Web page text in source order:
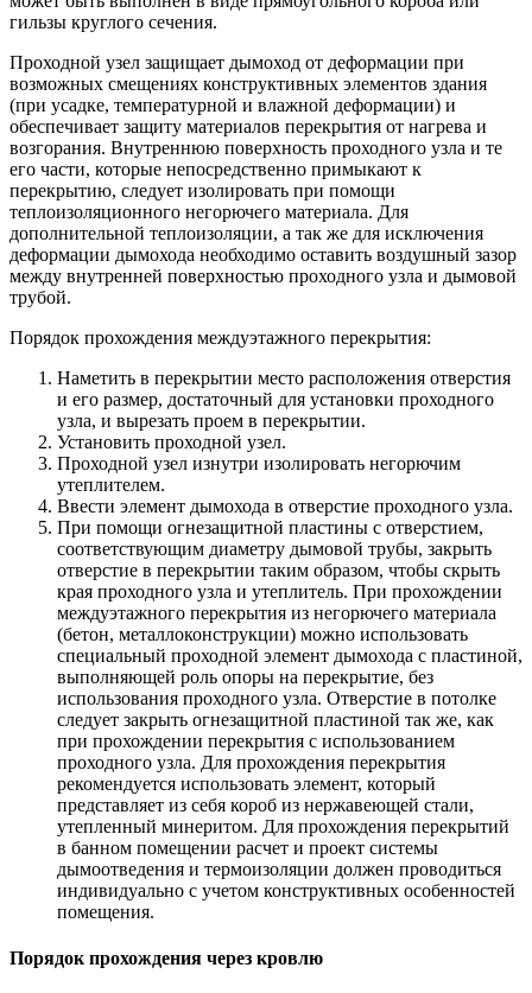
гильзы круглого сечения.
Проходной узел защищает дымоход от деформации при
возможных смещениях конструктивных элементов здания
(при усадке, температурной и влажной деформации) и
обеспечивает защиту материалов перекрытия от нагрева и
возгорания. Внутреннюю поверхность проходного узла и те
его части, которые непосредственно примыкают к
перекрытию, следует изолировать при помощи
теплоизоляционного негорючего материала. Для
дополнительной теплоизоляции, а так же для исключения
деформации дымохода необходимо оставить воздушный зазор
между внутренней поверхностью проходного узла и дымовой
трубой.
Порядок прохождения междуэтажного перекрытия:
Наметить в перекрытии место расположения отверстия
и его размер, достаточный для установки проходного
узла, и вырезать проем в перекрытии.
Установить проходной узел.
Проходной узел изнутри изолировать негорючим
утеплителем.
Ввести элемент дымохода в отверстие проходного узла.
При помощи огнезащитной пластины с отверстием,
соответствующим диаметру дымовой трубы, закрыть
отверстие в перекрытии таким образом, чтобы скрыть
края проходного узла и утеплитель. При прохождении
междуэтажного перекрытия из негорючего материала
(бетон, металлоконструкции) можно использовать
специальный проходной элемент дымохода с пластиной,
выполняющей роль опоры на перекрытие, без
использования проходного узла. Отверстие в потолке
следует закрыть огнезащитной пластиной так же, как
при прохождении перекрытия с использованием
проходного узла. Для прохождения перекрытия
рекомендуется использовать элемент, который
представляет из себя короб из нержавеющей стали,
утепленный минеритом. Для прохождения перекрытий
в банном помещении расчет и проект системы
дымоотведения и термоизоляции должен проводиться
индивидуально с учетом конструктивных особенностей
помещения.
Порядок прохождения через кровлю